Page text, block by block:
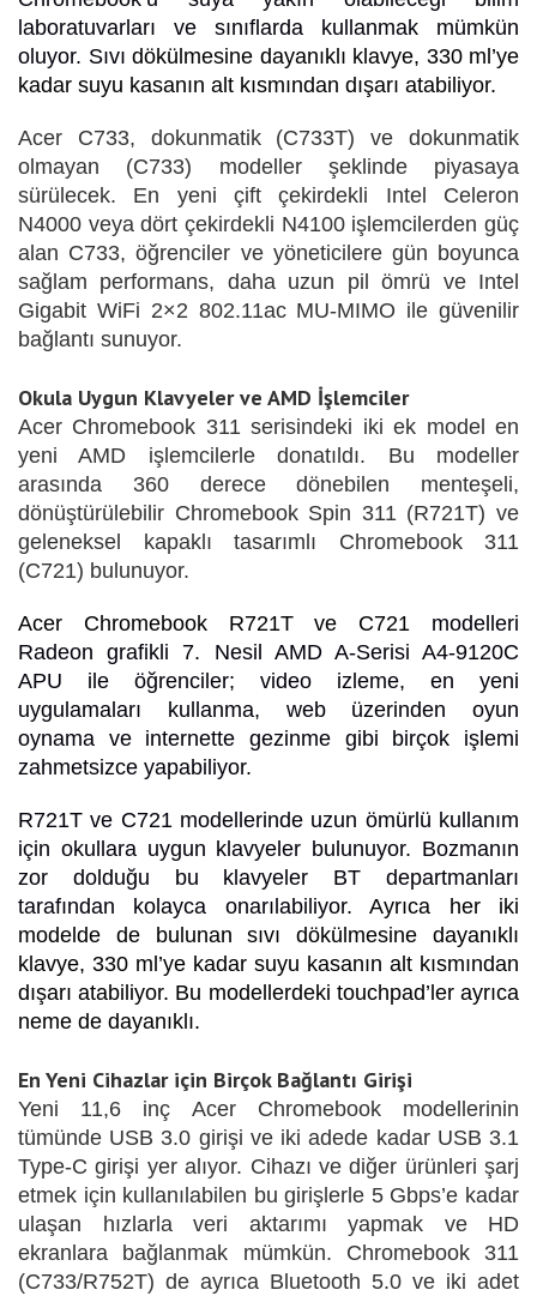
laboratuvarları ve sınıflarda kullanmak mümkün
oluyor. Sıvı dökülmesine dayanıklı klavye, 330 ml’ye
kadar suyu kasanın alt kısmından dışarı atabiliyor.
Acer C733, dokunmatik (C733T) ve dokunmatik
olmayan (C733) modeller şeklinde piyasaya
sürülecek. En yeni çift çekirdekli Intel Celeron
N4000 veya dört çekirdekli N4100 işlemcilerden güç
alan C733, öğrenciler ve yöneticilere gün boyunca
sağlam performans, daha uzun pil ömrü ve Intel
Gigabit WiFi 2×2 802.11ac MU-MIMO ile güvenilir
bağlantı sunuyor.
Okula Uygun Klavyeler ve AMD İşlemciler
Acer Chromebook 311 serisindeki iki ek model en
yeni AMD işlemcilerle donatıldı. Bu modeller
arasında 360 derece dönebilen menteşeli,
dönüştürülebilir Chromebook Spin 311 (R721T) ve
geleneksel kapaklı tasarımlı Chromebook 311
(C721) bulunuyor.
Acer Chromebook R721T ve C721 modelleri
Radeon grafikli 7. Nesil AMD A-Serisi A4-9120C
APU ile öğrenciler; video izleme, en yeni
uygulamaları kullanma, web üzerinden oyun
oynama ve internette gezinme gibi birçok işlemi
zahmetsizce yapabiliyor.
R721T ve C721 modellerinde uzun ömürlü kullanım
için okullara uygun klavyeler bulunuyor. Bozmanın
zor dolduğu bu klavyeler BT departmanları
tarafından kolayca onarılabiliyor.Ayrıca her iki
modelde de bulunan sıvı dökülmesine dayanıklı
klavye, 330 ml’ye kadar suyu kasanın alt kısmından
dışarı atabiliyor. Bu modellerdeki touchpad’ler ayrıca
neme de dayanıklı.
En Yeni Cihazlar için Birçok Bağlantı Girişi
Yeni 11,6 inç Acer Chromebook modellerinin
tümünde USB 3.0 girişi ve iki adede kadar USB 3.1
Type-C girişi yer alıyor. Cihazı ve diğer ürünleri şarj
etmek için kullanılabilen bu girişlerle 5 Gbps’e kadar
ulaşan hızlarla veri aktarımı yapmak ve HD
ekranlara bağlanmak mümkün. Chromebook 311
(C733/R752T) de ayrıca Bluetooth 5.0 ve iki adet